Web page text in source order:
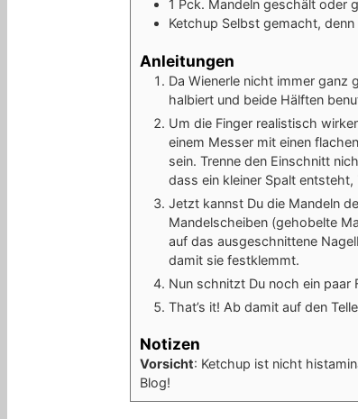
1 Pck. Mandeln geschält oder
Ketchup Selbst gemacht,
Anleitungen
Da Wienerle nicht immer ganz
halbiert und beide Hälften
Um die Finger realistisch
einem Messer mit einen
sein. Trenne den Einschnitt
dass ein kleiner Spalt entsteht,
Jetzt kannst Du die Mandeln
Mandelscheiben (gehobelte
auf das ausgeschnittene
damit sie festklemmt.
Nun schnitzt Du noch ein paar
That’s it! Ab damit auf den
Notizen
Vorsicht: Ketchup ist nicht
Blog!